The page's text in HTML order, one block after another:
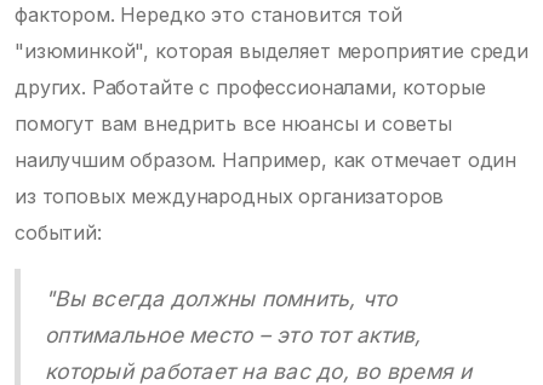
фактором. Нередко это становится той
"изюминкой", которая выделяет мероприятие среди
других. Работайте с профессионалами, которые
помогут вам внедрить все нюансы и советы
наилучшим образом. Например, как отмечает один
из топовых международных организаторов
событий:
"Вы всегда должны помнить, что
оптимальное место – это тот актив,
который работает на вас до, во время и